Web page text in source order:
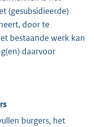
(gesubsidieerde)
door te
bestaande werk kan
daarvoor
burgers, het